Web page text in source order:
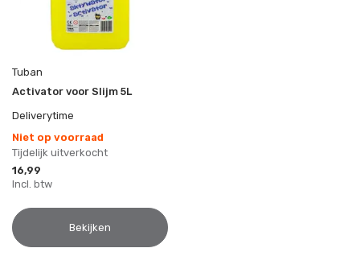
Tuban
Activator voor Slijm 5L
Deliverytime
Niet op voorraad
Tijdelijk uitverkocht
16,99
Incl. btw
Bekijken